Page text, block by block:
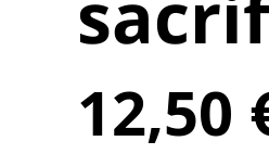
12,50